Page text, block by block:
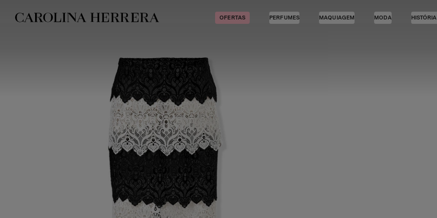
Declaração de acessibilidade
OFERTAS PERFUMES MAQUIAGEM MODA